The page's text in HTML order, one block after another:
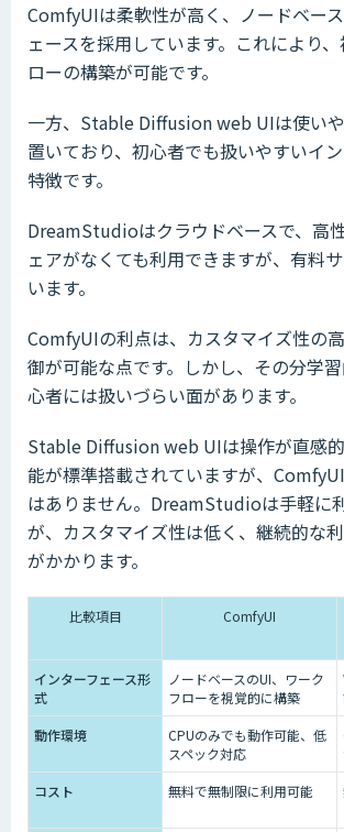
ComfyUIは柔軟性が高く、ノードベー
ェースを採用しています。これにより
ローの構築が可能です。
一方、Stable Diffusion web UIは使い
置いており、初心者でも扱いやすいイ
特徴です。
DreamStudioはクラウドベースで、高
ェアがなくても利用できますが、有料
います。
ComfyUIの利点は、カスタマイズ性の
御が可能な点です。しかし、その分学
心者には扱いづらい面があります。
Stable Diffusion web UIは操作が直感
能が標準搭載されていますが、
はありません。DreamStudioは手軽に
が、カスタマイズ性は低く、継続的な
がかかります。
比較項目 ComfyUI
インターフェース形
式
ノードベースのUI、ワーク
フローを視覚的に構築
動作環境
CPUのみでも動作可能、低
スペック対応
コスト
無料で無制限に利用可能